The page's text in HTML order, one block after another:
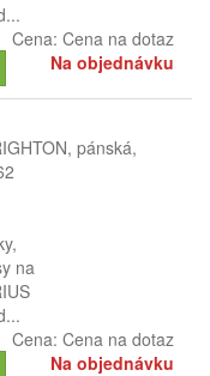
Cena: Cena na dotaz
Na objednávku
pánská,
na
Cena: Cena na dotaz
Na objednávku